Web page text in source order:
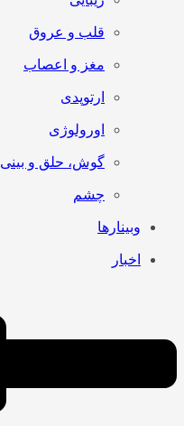
قلب و عروق
مغز و اعصاب
ارتوپدی
اورولوژی
گوش، حلق و بینی
چشم
وبینارها
اخبار